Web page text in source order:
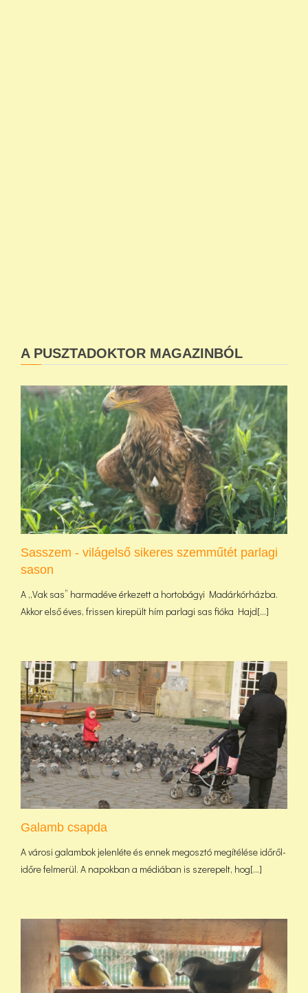
A PUSZTADOKTOR MAGAZINBÓL
Sasszem - világelső sikeres szemműtét parlagi
sason
A „Vak sas” harmadéve érkezett a hortobágyi Madárkórházba.
Akkor első éves, frissen kirepült hím parlagi sas fióka Hajd[...]
Galamb csapda
A városi galambok jelenléte és ennek megosztó megítélése időről-
időre felmerül. A napokban a médiában is szerepelt, hog[...]